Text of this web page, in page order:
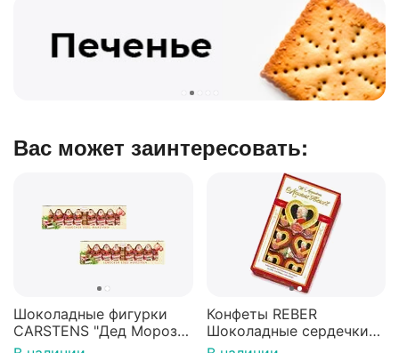
Вас может заинтересовать:
Шоколадные фигурки
CARSTENS "Дед Мороз"
c марципановой
Конфеты REBER
Шоколадные сердечки-
мини 80г